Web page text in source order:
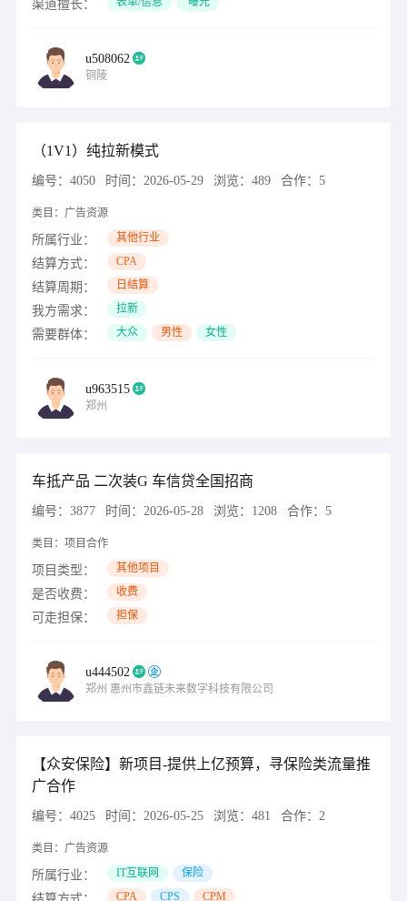
渠道擅长：
u508062
铜陵
（1V1）纯拉新模式
编号： 4050 时间： 2026-05-29 浏览： 489 合作： 5
类目： 广告资源
所属行业： 其他行业
结算方式： CPA
结算周期： 日结算
我方需求： 拉新
需要群体： 大众 男性 女性
u963515
郑州
车抵产品 二次装G 车信贷全国招商
编号： 3877 时间： 2026-05-28 浏览： 1208 合作： 5
类目： 项目合作
项目类型： 其他项目
是否收费： 收费
可走担保： 担保
u444502
郑州 惠州市鑫链未来数字科技有限公司
【众安保险】新项目-提供上亿预算，寻保险类流量推
广合作
编号： 4025 时间： 2026-05-25 浏览： 481 合作： 2
类目： 广告资源
所属行业： IT互联网 保险
CPA CPS CPM